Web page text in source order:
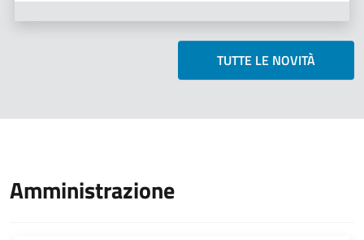
TUTTE LE NOVITÀ
Amministrazione